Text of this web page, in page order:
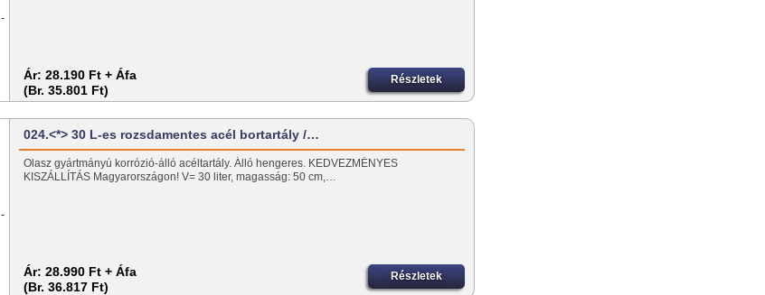
Ár: 28.190 Ft + Áfa
(Br. 35.801 Ft)
Részletek
024.<*> 30 L-es rozsdamentes acél bortartály /…
Olasz gyártmányú korrózió-álló acéltartály. Álló hengeres. KEDVEZMÉNYES
KISZÁLLÍTÁS Magyarországon! V= 30 liter, magasság: 50 cm,…
Ár: 28.990 Ft + Áfa
(Br. 36.817 Ft)
Részletek